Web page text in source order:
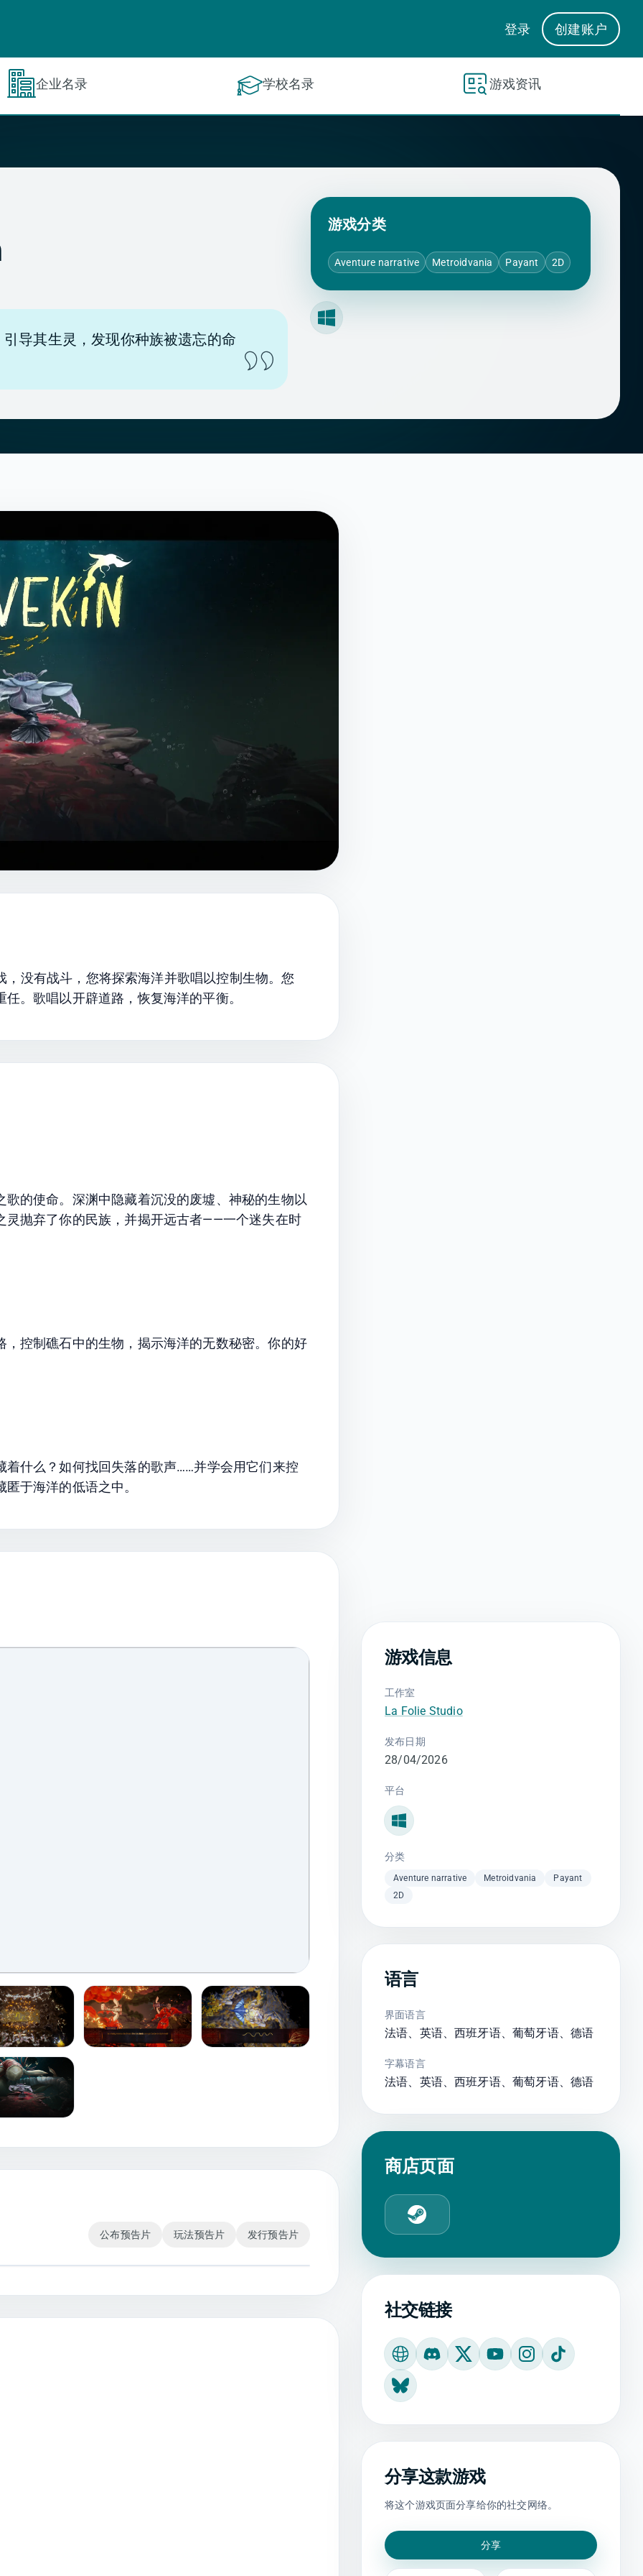
登录 创建账户
企业名录 学校名录 游戏资讯
导其生灵，发现你种族被遗忘的命
游戏分类
Aventure narrative Metroidvania Payant 2D
Windows
没有战斗，您将探索海洋并歌唱以控制生物。您
。歌唱以开辟道路，恢复海洋的平衡。
的使命。深渊中隐藏着沉没的废墟、神秘的生物以
灵抛弃了你的民族，并揭开远古者——一个迷失在时
控制礁石中的生物，揭示海洋的无数秘密。你的好
什么？如何找回失落的歌声……并学会用它们来控
于海洋的低语之中。
公布预告片 玩法预告片 发行预告片
游戏信息
工作室
La Folie Studio
发布日期
28/04/2026
平台
Windows
分类
Aventure narrative Metroidvania
Payant
2D
语言
界面语言
法语、英语、西班牙语、葡萄牙语、德语
字幕语言
法语、英语、西班牙语、葡萄牙语、德语
商店页面
Steam
社交链接
官方网站Discord
X YouTubeInstagram
TikTok
Bluesky
分享这款游戏
将这个游戏页面分享给你的社交网络。
分享